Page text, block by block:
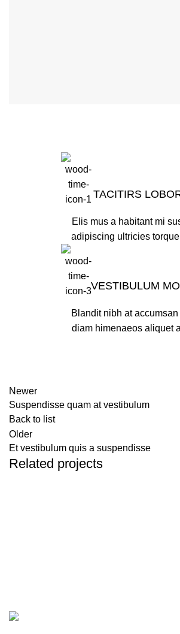
TACITIRS
Elis mus a habitant mi
adipiscing ultricies
VESTIBULUM
Blandit nibh at
diam himenaeos aliquet
Newer
Suspendisse quam at vestibulum
Back to list
Older
Et vestibulum quis a suspendisse
Related projects